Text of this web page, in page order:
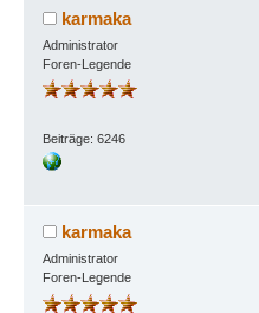
karmaka
Administrator
Foren-Legende
Beiträge: 6246
karmaka
Administrator
Foren-Legende